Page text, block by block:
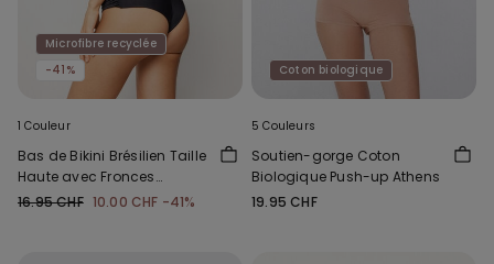
Microfibre recyclée
-41%
1 Couleur
Bas de Bikini Brésilien Taille
Haute avec Fronces
Microfibre Recyclée
16.95 CHF 10.00 CHF -41%
Coton biologique
5 Couleurs
Soutien-gorge Coton
Biologique Push-up Athens
19.95 CHF